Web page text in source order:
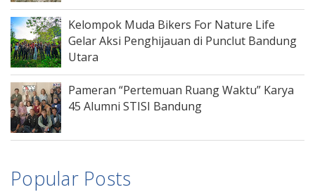
Kelompok Muda Bikers For Nature Life
Gelar Aksi Penghijauan di Punclut Bandung
Utara
Pameran “Pertemuan Ruang Waktu” Karya
45 Alumni STISI Bandung
Popular Posts